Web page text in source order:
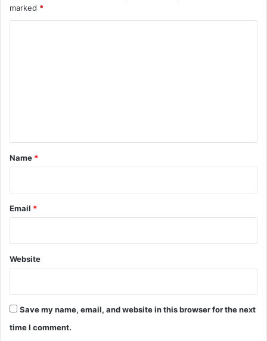
marked *
*
Name *
Email *
Website
Save my name, email, and website in this browser for the next
time I comment.